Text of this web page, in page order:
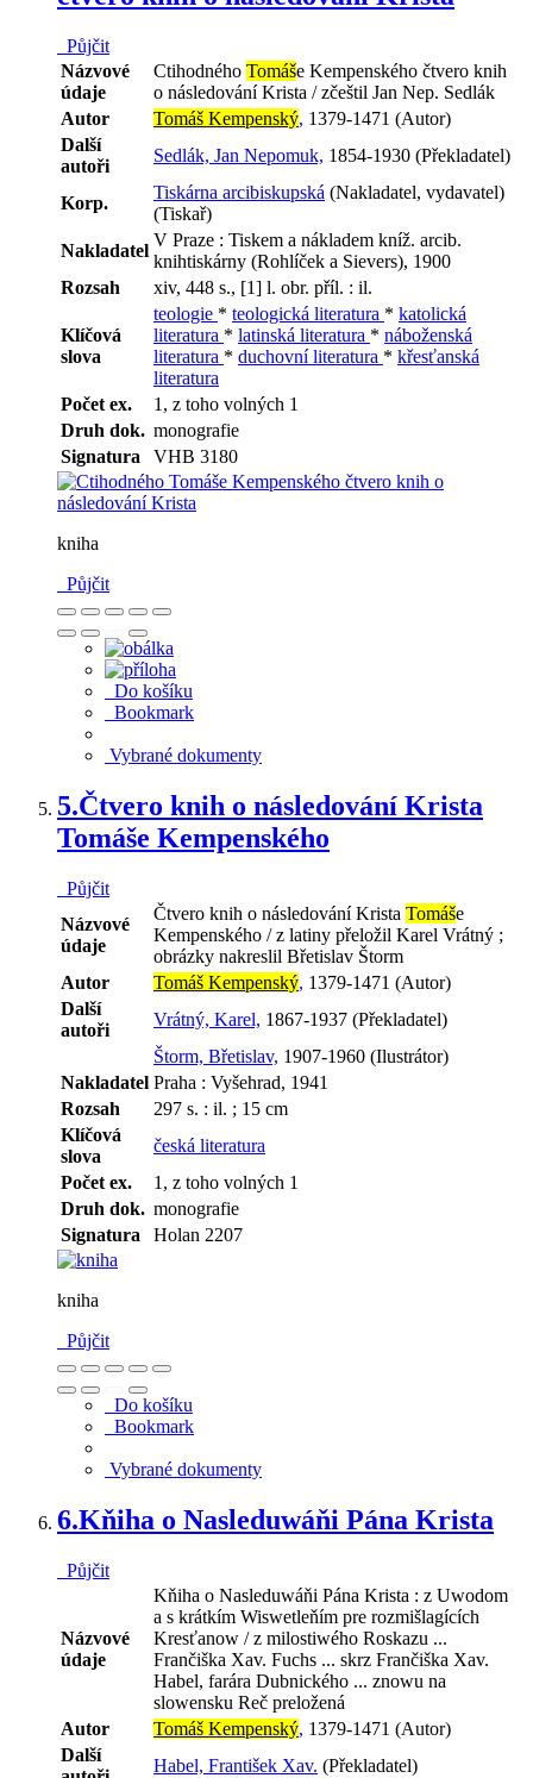
Půjčit
Názvové
údaje
Ctihodného Tomáše Kempenského čtvero knih
o následování Krista / zčeštil Jan Nep. Sedlák
Autor
Tomáš Kempenský, 1379-1471 (Autor)
Další
autoři
Sedlák, Jan Nepomuk, 1854-1930 (Překladatel)
Korp.
Tiskárna arcibiskupská (Nakladatel, vydavatel)
(Tiskař)
Nakladatel
V Praze : Tiskem a nákladem kníž. arcib.
knihtiskárny (Rohlíček a Sievers), 1900
Rozsah
xiv, 448 s., [1] l. obr. příl. : il.
Klíčová
slova
teologie * teologická literatura * katolická
literatura * latinská literatura * náboženská
literatura * duchovní literatura * křesťanská
literatura
Počet ex.
1, z toho volných 1
Druh dok. monografie
Signatura
VHB 3180
kniha
Půjčit
Do košíku
Bookmark
Vybrané dokumenty
5.Čtvero knih o následování Krista
Tomáše Kempenského
Půjčit
Názvové
údaje
Čtvero knih o následování Krista Tomáše
Kempenského / z latiny přeložil Karel Vrátný ;
obrázky nakreslil Břetislav Štorm
Autor
Tomáš Kempenský, 1379-1471 (Autor)
Další
autoři
Vrátný, Karel, 1867-1937 (Překladatel)
Štorm, Břetislav, 1907-1960 (Ilustrátor)
Nakladatel Praha : Vyšehrad, 1941
Rozsah
297 s. : il. ; 15 cm
Klíčová
slova
česká literatura
Počet ex.
1, z toho volných 1
Druh dok. monografie
Signatura
Holan 2207
kniha
Půjčit
Do košíku
Bookmark
Vybrané dokumenty
6.Kňiha o Nasleduwáňi Pána Krista
Půjčit
Názvové
údaje
Kňiha o Nasleduwáňi Pána Krista : z Uwodom
a s krátkím Wiswetleňím pre rozmišlagících
Kresťanow / z milostiwého Roskazu ...
Frančiška Xav. Fuchs ... skrz Frančiška Xav.
Habel, farára Dubnického ... znowu na
slowensku Reč preložená
Autor
Tomáš Kempenský, 1379-1471 (Autor)
Další
Habel, František Xav. (Překladatel)